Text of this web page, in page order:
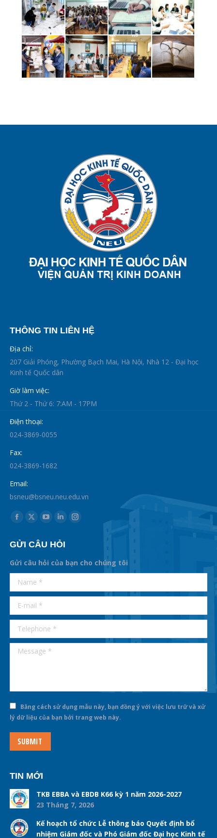
THÔNG TIN LIÊN HỆ
Địa chỉ:
207 Giải Phóng, Phường Bạch Mai, Hà Nội, Nhà 12 - Đại học
Kinh tế Quốc dân
Giờ làm việc:
Thứ 2 - Thứ 6: 7:AM - 17PM
Điện thoại:
024-3869-0055
Fax:
024-3869-1682
Email:
bsneu@bsneu.neu.edu.vn
Find us on:
Facebook
opens
in
new
window
X
opens
in
new
window
YouTube
opens
in
new
Linkedin
opens
in
new
Instagram
in
new
GỬI CÂU HỎI
Gửi câu hỏi của bạn cho chúng tôi
supertotobet
betist
Name *
E-mail *
Telephone *
Message *
Bằng cách sử dụng mẫu này, bạn đồng ý với việc lưu trữ và xử
lý dữ liệu của bạn bởi trang web này.
SUBMIT
TIN MỚI
TKB EBBA và EBDB K66 kỳ 1 năm 2026-2027
23 Tháng 7, 2026
Kế hoạch tổ chức Lễ thông báo Quyết định bổ
nhiệm Giám đốc và Phó Giám đốc Đại học Kinh tế